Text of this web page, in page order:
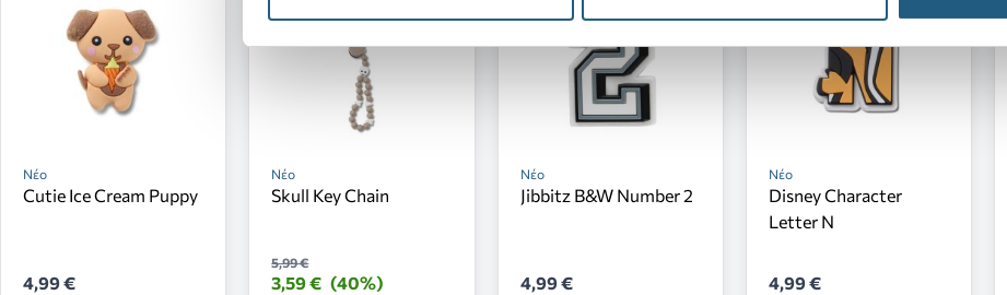
Νέο
Cutie Ice Cream Puppy
4,99 €
Νέο
Skull Key Chain
5,99 €
3,59 € (40%)
Νέο
Jibbitz B&W Number 2
4,99 €
Νέο
Disney Character
Letter N
4,99 €